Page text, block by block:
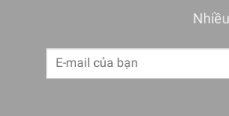
ăn một cách thoải mái hơn. Được thiết